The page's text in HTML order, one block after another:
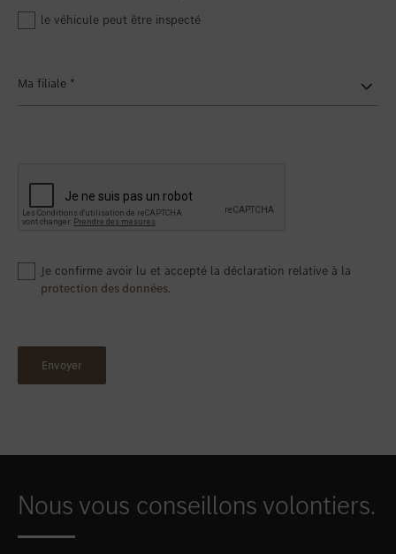
le véhicule peut être inspecté
Ma filiale *
Je confirme avoir lu et accepté la déclaration relative à la
protection des données.
Nous vous conseillons volontiers.